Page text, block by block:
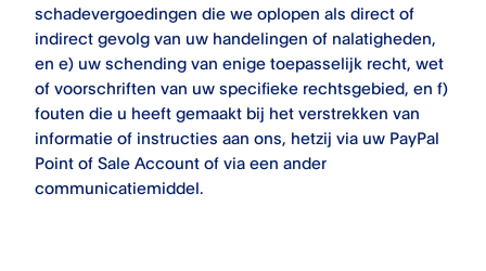
schadevergoedingen die we oplopen als direct of
indirect gevolg van uw handelingen of nalatigheden,
en e) uw schending van enige toepasselijk recht, wet
of voorschriften van uw specifieke rechtsgebied, en f)
fouten die u heeft gemaakt bij het verstrekken van
informatie of instructies aan ons, hetzij via uw PayPal
Point of Sale Account of via een ander
communicatiemiddel.